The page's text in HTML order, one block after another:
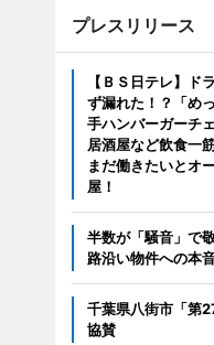
プレスリリース
【ＢＳ日テレ】ド
ず漏れた！？「め
手ハンバーガーチ
居酒屋など飲食一
まだ働きたいとオ
屋！
半数が「騒音」で
路沿い物件への本
千葉県八街市「第
協賛